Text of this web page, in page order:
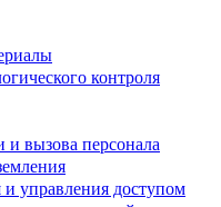
контроля
и вызова персонала
управления доступом